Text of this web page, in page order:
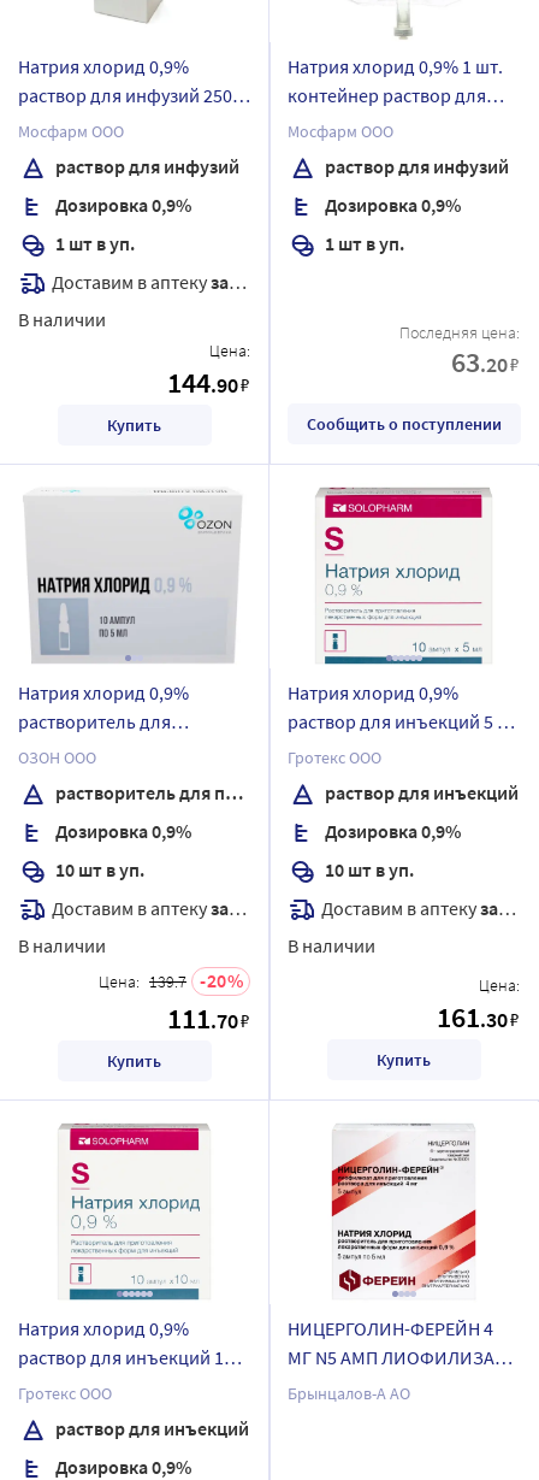
Натрия хлорид 0,9%
раствор для инфузий 250
мл бутылка 1 шт.
Мосфарм ООО
раствор для инфузий
Дозировка 0,9%
1 шт в уп.
Доставим в аптекузавтра
В наличии
Цена:
144.90₽
Купить
Натрия хлорид 0,9% 1 шт.
контейнер раствор для
инфузий 500 мл упаковка
без упаковки
Мосфарм ООО
раствор для инфузий
Дозировка 0,9%
1 шт в уп.
Последняя цена:
63.20₽
Сообщить о поступлении
Натрия хлорид 0,9%
растворитель для
приготовления
лекарственных форм для
инъекций 5 мл ампулы 10
шт.
ОЗОН ООО
растворитель для приготовления лекарственных форм для инъекций
Дозировка 0,9%
10 шт в уп.
Доставим в аптекузавтра
В наличии
Цена: 139.7 20
111.70₽
Купить
Натрия хлорид 0,9%
раствор для инъекций 5 мл
ампулы 10 шт.
Гротекс ООО
раствор для инъекций
Дозировка 0,9%
10 шт в уп.
Доставим в аптекузавтра
В наличии
Цена:
161.30₽
Купить
Натрия хлорид 0,9%
раствор для инъекций 10
мл ампулы 10 шт.
Гротекс ООО
раствор для инъекций
Дозировка 0,9%
НИЦЕРГОЛИН-ФЕРЕЙН 4
МГ N5 АМП ЛИОФИЛИЗАТ
Д/Р-РА Д/ИН+РАСТ-ЛЬ
Брынцалов-А АО